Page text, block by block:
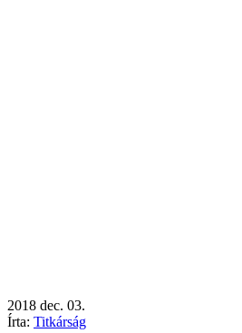
2018 dec. 03.
Írta: Titkárság